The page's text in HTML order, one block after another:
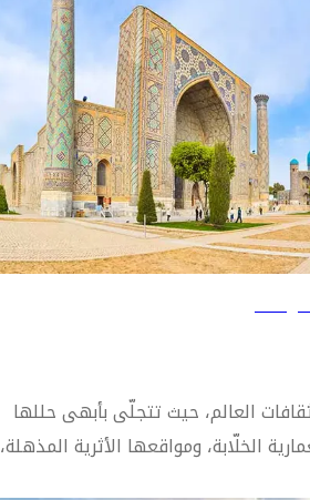
العالم، حيث تتجلّى بأبهى حللها
الخلّابة، ومواقعها الأثرية المذهلة،